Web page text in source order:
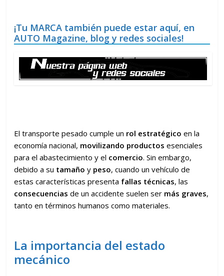
¡Tu MARCA también puede estar aquí, en
AUTO Magazine, blog y redes sociales!
El transporte pesado cumple un rol estratégico en la
economía nacional, movilizando productos esenciales
para el abastecimiento y el comercio. Sin embargo,
debido a su tamaño y peso, cuando un vehículo de
estas características presenta fallas técnicas, las
consecuencias de un accidente suelen ser más graves,
tanto en términos humanos como materiales.
La importancia del estado
mecánico